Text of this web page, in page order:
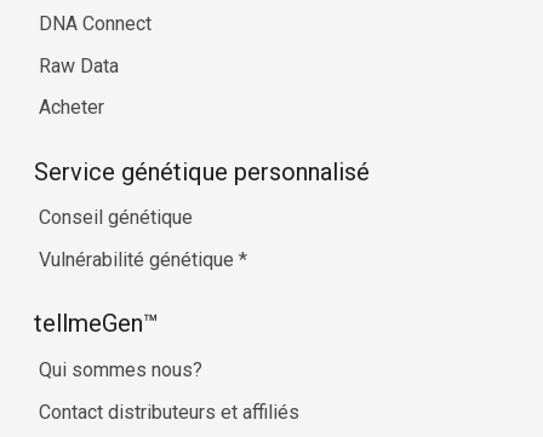
DNA Connect
Raw Data
Acheter
Service génétique personnalisé
Conseil génétique
Vulnérabilité génétique *
tellmeGen™
Qui sommes nous?
Contact distributeurs et affiliés